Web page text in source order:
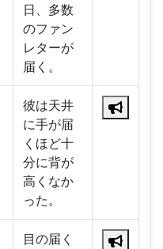
日、多数
のファン
レターが
届く。
彼は天井
に手が届
くほど十
分に背が
高くなか
った。
目の届く